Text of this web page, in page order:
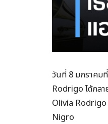
วันที่ 8 มกราคม
Rodrigo ได้กล
Olivia Rodrigo
Nigro